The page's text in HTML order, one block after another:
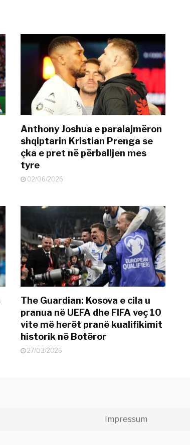
Anthony Joshua e paralajmëron
shqiptarin Kristian Prenga se
çka e pret në përballjen mes
tyre
02/06/2026
The Guardian: Kosova e cila u
pranua në UEFA dhe FIFA veç 10
vite më herët pranë kualifikimit
historik në Botëror
27/03/2026
Impressum